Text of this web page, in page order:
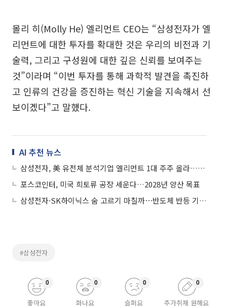
몰리 히(Molly He) 엘리먼트 CEO는 “삼성전자가 엘
리먼트에 대한 투자를 확대한 것은 우리의 비전과 기
술력, 그리고 구성원에 대한 깊은 신뢰를 보여주는
것”이라며 “이번 투자를 통해 과학적 발견을 촉진하
고 인류의 건강을 증진하는 혁신 기술을 지속해서 선
보이겠다”고 말했다.
AI 추천 뉴스
삼성전자, 美 유전체 분석기업 엘리먼트 1대 주주 올라…정밀의료 시장 선점 나선다
포스코인터, 미국 희토류 공장 세운다…2028년 양산 목표
삼성전자·SK하이닉스 숨 고르기 마칠까⋯반도체 반등 기대↑
#삼성전자
좋아요
0
화나요
0
슬퍼요
0
추가취재 원해요
0